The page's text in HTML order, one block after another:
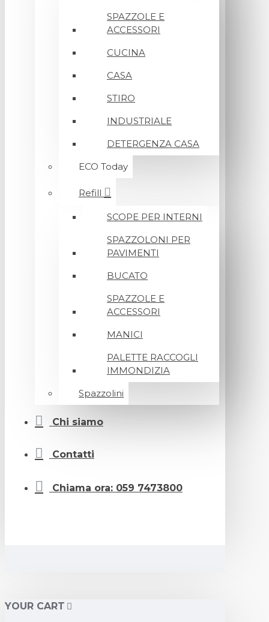
SPAZZOLE E
ACCESSORI
CUCINA
CASA
STIRO
INDUSTRIALE
DETERGENZA CASA
ECO Today
Refill
SCOPE PER INTERNI
SPAZZOLONI PER
PAVIMENTI
BUCATO
SPAZZOLE E
ACCESSORI
MANICI
PALETTE RACCOGLI
IMMONDIZIA
Spazzolini
Chi siamo
Contatti
Chiama ora: 059 7473800
YOUR CART